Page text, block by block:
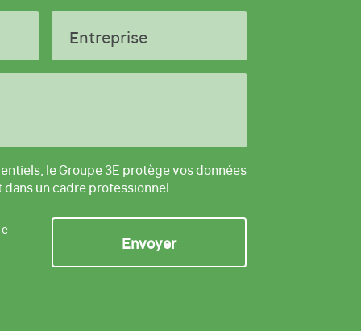
Entreprise
le Groupe 3E protège vos données
un cadre professionnel.